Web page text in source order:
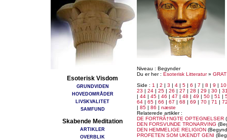
Esoterisk Visdom
GRUNDVIDEN
HOVEDOMRÅDER
LIVSKVALITET
SAMFUND
Skabende Meditation
ARTIKLER
OVERBLIK
Niveau : Begynder
Du er her : Esoterisk Litteratur»
Side : 1 | 2 | 3 | 4 | 5 | 6 | 7 | 8 | 9 | 10
23 | 24 | 25 | 26 | 27 | 28 | 29 | 30 |
| 44 | 45 | 46 | 47 | 48 | 49 | 50 | 51 |
64 | 65 | 66 | 67 | 68 | 69 | 70 | 71 |
| 85 | 86 | næste
Relaterede artikler :
DE FORTRÃ†NGTE OPTEGNELSER
DEN FORSVUNDE TRONARVING
DEN HEMMELIGE RELIGION
PROFETEN SOM UKENDT GENI